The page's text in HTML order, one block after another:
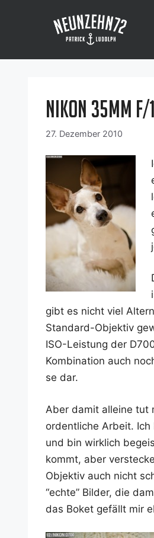
Nikon 35mm
27. Dezember 2010
gibt es nicht viel
Stan­dard-Objek­tiv
ISO-Leis­tung der
Kom­bi­na­ti­on auch
se dar.
Aber damit allei­ne tut
ordent­li­che Arbeit.
und bin wirk­lich
kommt, aber
Objek­tiv auch nicht
“ech­te” Bil­der, die
das Boket gefällt mir